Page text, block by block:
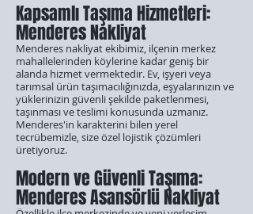
Kapsamlı Taşıma Hizmetleri:
Menderes Nakliyat
Menderes nakliyat ekibimiz, ilçenin merkez
mahallelerinden köylerine kadar geniş bir
alanda hizmet vermektedir. Ev, işyeri veya
tarımsal ürün taşımacılığınızda, eşyalarınızın ve
yüklerinizin güvenli şekilde paketlenmesi,
taşınması ve teslimi konusunda uzmanız.
Menderes'in karakterini bilen yerel
tecrübemizle, size özel lojistik çözümleri
üretiyoruz.
Modern ve Güvenli Taşıma:
Menderes Asansörlü Nakliyat